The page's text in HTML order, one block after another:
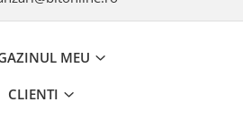
MEU
CLIENTI